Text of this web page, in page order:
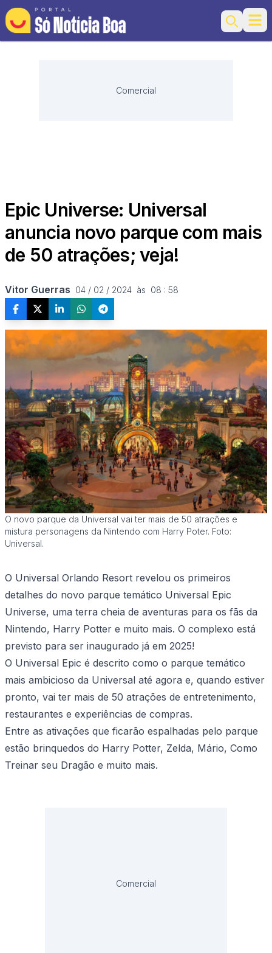
Search
Comercial
Epic Universe: Universal
anuncia novo parque com mais
de 50 atrações; veja!
Vitor Guerras 04 / 02 / 2024  às  08 : 58
O novo parque da Universal vai ter mais de 50 atrações e
mistura personagens da Nintendo com Harry Poter. Foto:
Universal.
O Universal Orlando Resort revelou os primeiros
detalhes do novo parque temático Universal Epic
Universe, uma terra cheia de aventuras para os fãs da
Nintendo, Harry Potter e muito mais. O complexo está
previsto para ser inaugurado já em 2025!
O Universal Epic é descrito como o parque temático
mais ambicioso da Universal até agora e, quando estiver
pronto, vai ter mais de 50 atrações de entretenimento,
restaurantes e experiências de compras.
Entre as ativações que ficarão espalhadas pelo parque
estão brinquedos do Harry Potter, Zelda, Mário, Como
Treinar seu Dragão e muito mais.
Comercial